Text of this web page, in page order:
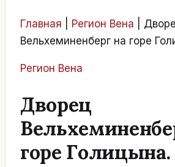
Главная Регион Вена
Вельхеминенберг на горе
Регион Вена
Дворец
горе Голицына.